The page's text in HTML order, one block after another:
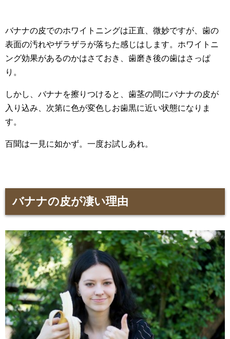
バナナの皮でのホワイトニングは正直、微妙ですが、歯の
表面の汚れやザラザラが落ちた感じはします。ホワイトニ
ング効果があるのかはさておき、歯磨き後の歯はさっぱ
り。
しかし、バナナを擦りつけると、歯茎の間にバナナの皮が
入り込み、次第に色が変色しお歯黒に近い状態になりま
す。
百聞は一見に如かず。一度お試しあれ。
バナナの皮が凄い理由